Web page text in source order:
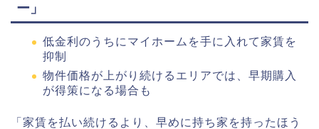
ー」
低金利のうちにマイホームを手に入れて家賃を
抑制
物件価格が上がり続けるエリアでは、早期購入
が得策になる場合も
「家賃を払い続けるより、早めに持ち家を持ったほう